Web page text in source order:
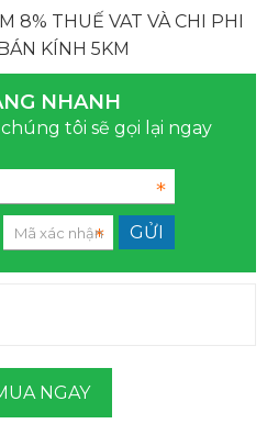
8% THUẾ VAT VÀ CHI PHI
KÍNH 5KM
NHANH
tôi sẽ gọi lại ngay
NGAY